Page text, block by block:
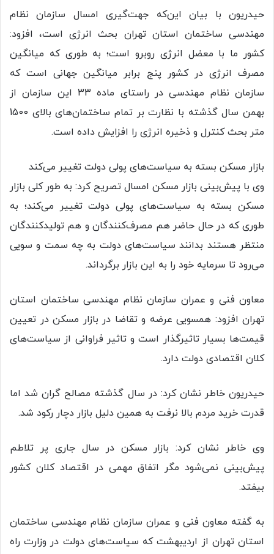
حیدریون با بیان این‌که جهت‌گیری امسال سازمان نظام
مهندسی ساختمان استان تهران بحث انرژی است، افزود:
کشور ما با معضل انرژی روبرو است؛ به طوری که میانگین
مصرف انرژی در کشور پنج برابر میانگین جهانی است که
سازمان نظام مهندسی در راستای ماده 33 این سازمان از
بهمن سال گذشته با نظارت بر تمام ساختمان‌های بالای 1500
متر بحث کنترل و ذخیره انرژی را افزایش داده است.
بازار مسکن بسته به سیاست‌های پولی دولت تغییر می‌کند
وی با پیش‌بینی بازار مسکن امسال تصریح کرد: به طور کلی بازار
مسکن بسته به سیاست‌های پولی دولت تغییر می‌کند؛ به
طوری که در حال حاضر هم مصرف‌کنندگان و هم تولیدکنندگان
منتظر هستند بدانند سیاست‌های دولت به چه سمت و سویی
می‌رود تا سرمایه خود را به این بازار برگرداند.
معاون فنی و عمران سازمان نظام مهندسی ساختمان استان
تهران افزود:‌ همسویی عرضه و تقاضا در بازار مسکن در تعیین
قیمت‌ها بسیار تاثیرگذار است و تاثیر فراوانی از سیاست‌های
کلان اقتصادی دولت دارد.
حیدریون خاطر نشان کرد:‌ در سال گذشته مصالح گران شد اما
قدرت خرید مردم بالا نرفت به همین دلیل بازار دچار رکود شد.
وی خاطر نشان کرد: بازار مسکن در سال جاری پر تلاطم
پیش‌بینی نمی‌شود مگر اتفاق مهمی در اقتصاد کلان کشور
بیفتد.
به گفته معاون فنی و عمران سازمان نظام مهندسی ساختمان
استان تهران از اردیبهشت که سیاست‌های دولت در وزارت راه